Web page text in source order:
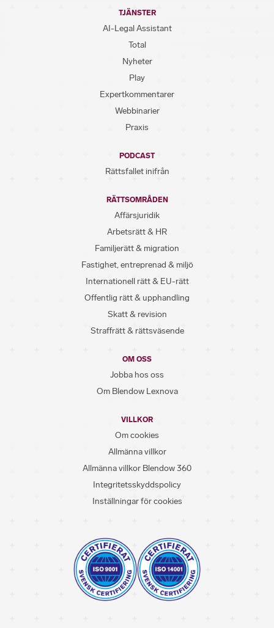
TJÄNSTER
AI-Legal Assistant
Total
Nyheter
Play
Expertkommentarer
Webbinarier
Praxis
PODCAST
Rättsfallet inifrån
RÄTTSOMRÅDEN
Affärsjuridik
Arbetsrätt & HR
Familjerätt & migration
Fastighet, entreprenad & miljö
Internationell rätt & EU-rätt
Offentlig rätt & upphandling
Skatt & revision
Straffrätt & rättsväsende
OM OSS
Jobba hos oss
Om Blendow Lexnova
VILLKOR
Om cookies
Allmänna villkor
Allmänna villkor Blendow 360
Integritetsskyddspolicy
Inställningar för cookies